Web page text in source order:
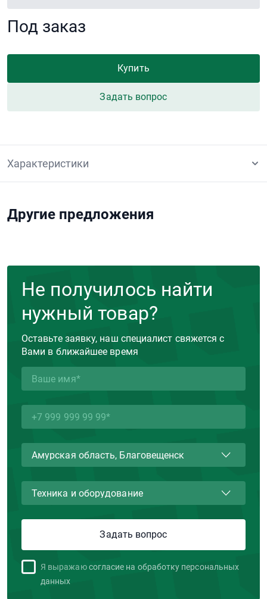
Под заказ
Купить
Задать вопрос
Характеристики
Другие предложения
Не получилось найти
нужный товар?
Оставьте заявку, наш специалист свяжется с
Вами в ближайшее время
Я выражаю согласие на обработку персональных
данных